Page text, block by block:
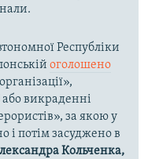
Республіки
оголошено
викраденні
за якою у
і потім засуджено в
Кольченка,